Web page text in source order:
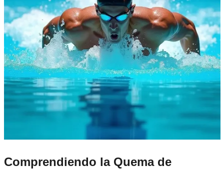
Comprendiendo la Quema de